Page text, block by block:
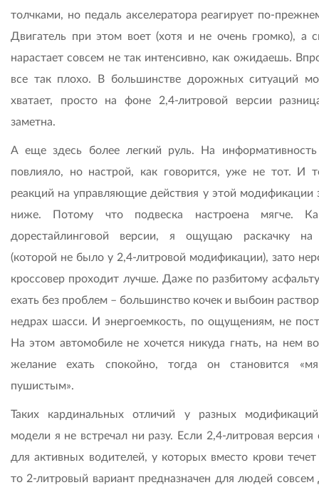
толчками, но педаль акселератора реагирует по-
Двигатель при этом воет (хотя и не очень громко), а
нарастает совсем не так интенсивно, как ожидаешь.
все так плохо. В большинстве дорожных ситуаций
хватает, просто на фоне 2,4-литровой версии
заметна.
А еще здесь более легкий руль. На
повлияло, но настрой, как говорится, уже не тот. И
реакций на управляющие действия у этой модификации
ниже. Потому что подвеска настроена мягче.
дорестайлинговой версии, я ощущаю раскачку на
(которой не было у 2,4-литровой модификации), зато
кроссовер проходит лучше. Даже по разбитому
ехать без проблем – большинство кочек и выбоин
недрах шасси. И энергоемкость, по ощущениям, не
На этом автомобиле не хочется никуда гнать, на нем
желание ехать спокойно, тогда он становится
пушистым».
Таких кардинальных отличий у разных
модели я не встречал ни разу. Если 2,4-литровая версия
для активных водителей, у которых вместо крови течет
то 2-литровый вариант предназначен для людей совсем